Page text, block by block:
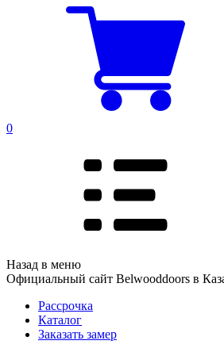
0
Назад в меню
Официальный сайт Belwooddoors в
Рассрочка
Каталог
Заказать замер